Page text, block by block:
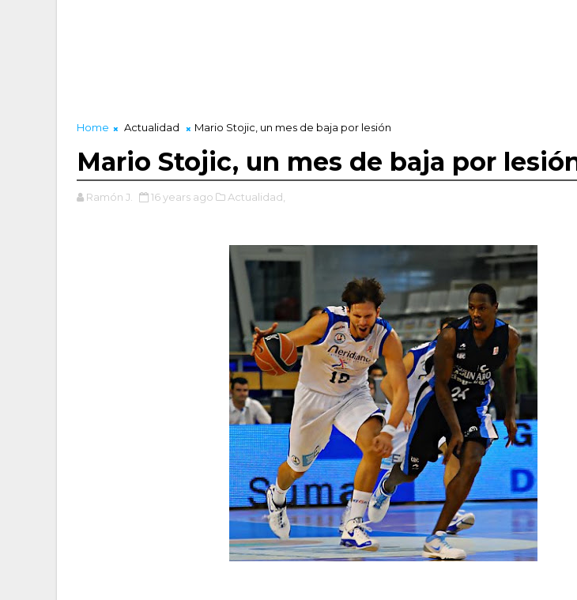
Home Actualidad Mario Stojic, un mes de baja por lesión
Mario Stojic, un mes de baja por
Ramón J. 16 years ago Actualidad,